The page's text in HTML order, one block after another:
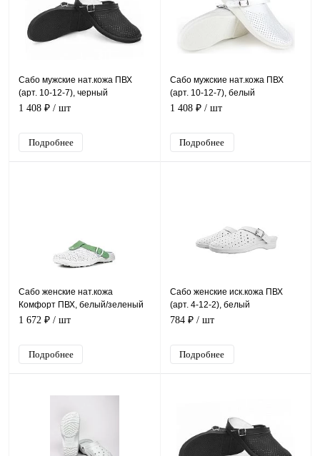
Сабо мужские нат.кожа ПВХ
(арт. 10-12-7), черный
1 408 ₽ / шт
Подробнее
Сабо мужские нат.кожа ПВХ
(арт. 10-12-7), белый
1 408 ₽ / шт
Подробнее
Сабо женские нат.кожа
Комфорт ПВХ, белый/зеленый
1 672 ₽ / шт
Подробнее
Сабо женские иск.кожа ПВХ
(арт. 4-12-2), белый
784 ₽ / шт
Подробнее